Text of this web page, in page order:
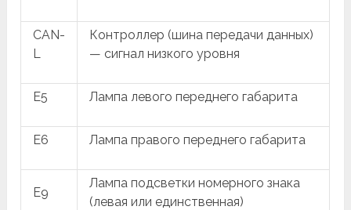
CAN-
L
Контроллер (шина передачи данных)
— сигнал низкого уровня
E5 Лампа левого переднего габарита
E6 Лампа правого переднего габарита
E9
Лампа подсветки номерного знака
(левая или единственная)